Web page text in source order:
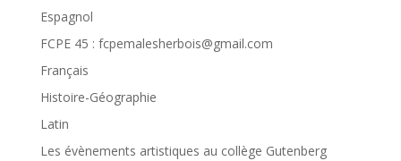
Espagnol
FCPE 45 : fcpemalesherbois@gmail.com
Français
Histoire-Géographie
Latin
Les évènements artistiques au collège Gutenberg